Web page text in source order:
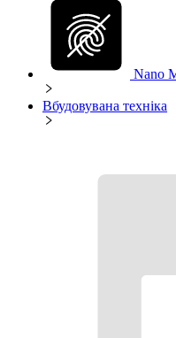
Nano
Вбудовувана техніка